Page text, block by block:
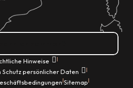
Hinweise |
Schutz persönlicher Daten |
|Sitemap|